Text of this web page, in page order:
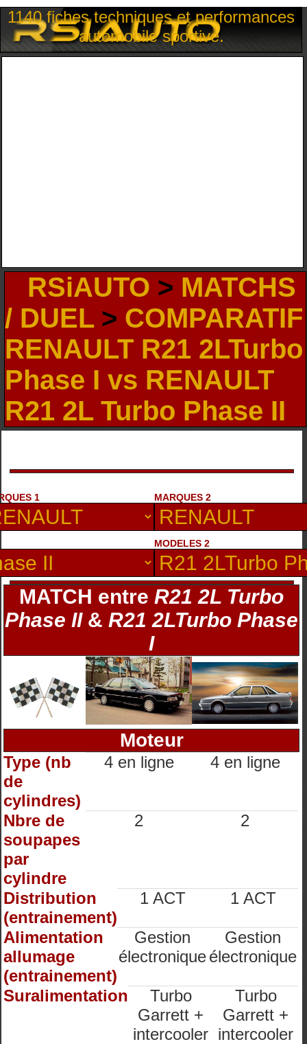
1140 fiches techniques et performances
automobile sportive.
RSiAUTO > MATCHS
/ DUEL> COMPARATIF
RENAULT R21 2LTurbo
Phase I vs RENAULT
R21 2L Turbo Phase II
1 MARQUES 2
MODELES 2
MATCH entreR21 2L Turbo
Phase II&R21 2LTurbo Phase
I
Moteur
Type (nb
de
cylindres)
4 en ligne 4 en ligne
Nbre de
soupapes
par
cylindre
2 2
Distribution
(entrainement)
1 ACT 1 ACT
Alimentation
allumage
(entrainement)
Gestion
électronique
Gestion
électronique
Suralimentation
Turbo
Garrett +
intercooler
Turbo
Garrett +
intercooler